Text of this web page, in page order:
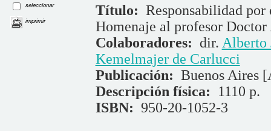
seleccionar
imprimir
Título: Responsabilidad
Homenaje al profesor
Colaboradores: dir. Alberto
Kemelmajer de Carlucci
Publicación: Buenos Aires
Descripción física: 1110 p.
ISBN: 950-20-1052-3